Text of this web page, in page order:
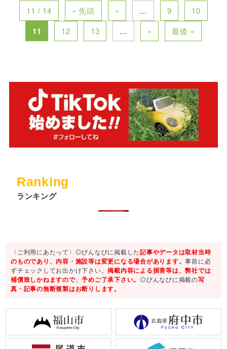
11 / 14 « 先頭 « ... 9 10
11 12 13 ... » 最後 »
Ranking
ランキング
〈ご利用にあたって〉◎びんなびに掲載した記事やデータは取材当時
のものであり、内容・施設等は変更になる場合があります。事前に必
ずチェックしてお出かけ下さい。掲載内容による損害等は、弊社では
補償致しかねますので、予めご了承下さい。◎びんなびに掲載の写
真・記事の無断複製はお断りします。